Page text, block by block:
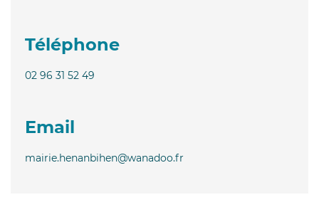
Téléphone
02 96 31 52 49
Email
mairie.henanbihen@wanadoo.fr